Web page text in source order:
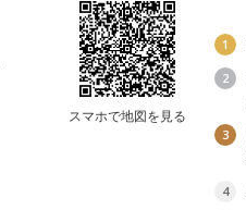
スマホで地図を見る
1
2
3
4